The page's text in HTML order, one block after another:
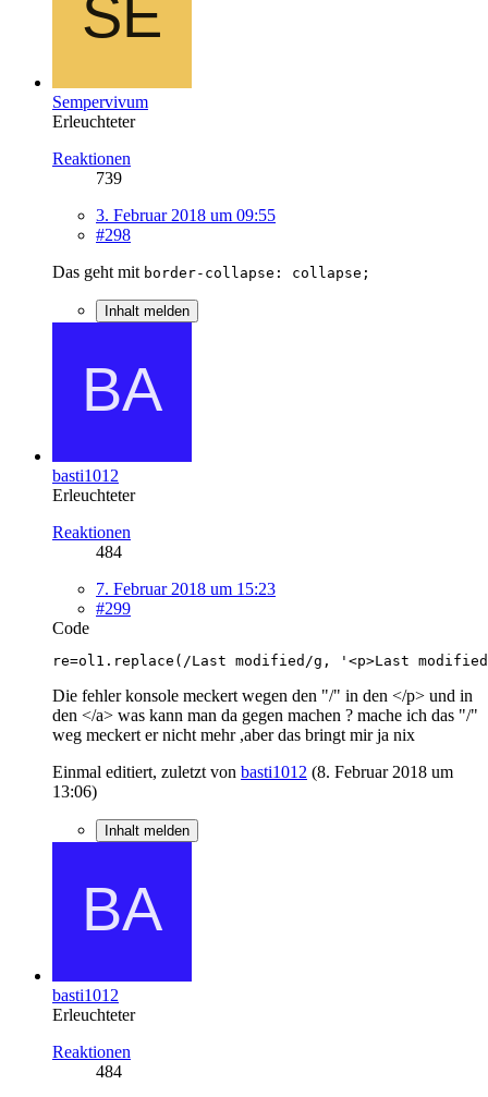
Sempervivum
Erleuchteter
Reaktionen
739
3. Februar 2018 um 09:55
#298
Das geht mit border-collapse: collapse;
Inhalt melden
basti1012
Erleuchteter
Reaktionen
484
7. Februar 2018 um 15:23
#299
Code
re=ol1.replace(/Last modified/g, '<p>Last
Die fehler konsole meckert wegen den "/" in den </p> und in
den </a> was kann man da gegen machen ? mache ich das "/"
weg meckert er nicht mehr ,aber das bringt mir ja nix
Einmal editiert, zuletzt von basti1012 (8. Februar 2018 um
13:06)
Inhalt melden
basti1012
Erleuchteter
Reaktionen
484